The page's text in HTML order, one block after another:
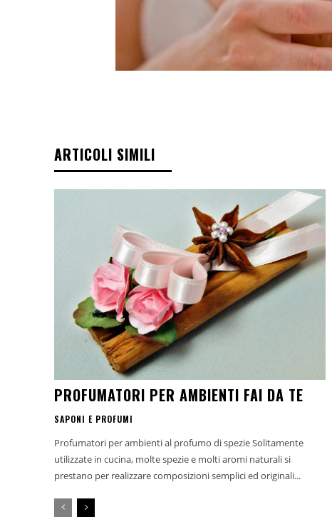
ARTICOLI SIMILI
PROFUMATORI PER AMBIENTI FAI DA TE
SAPONI E PROFUMI
Profumatori per ambienti al profumo di spezie Solitamente
utilizzate in cucina, molte spezie e molti aromi naturali si
prestano per realizzare composizioni semplici ed originali...